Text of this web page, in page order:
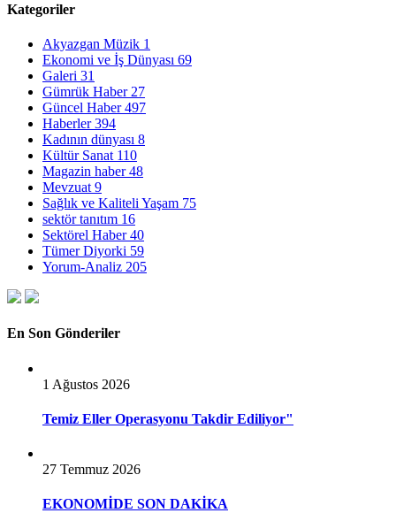
Kategoriler
Akyazgan Müzik 1
Ekonomi ve İş Dünyası 69
Galeri 31
Gümrük Haber 27
Güncel Haber497
Haberler394
Kadının dünyası 8
Kültür Sanat 110
Magazin haber48
Mevzuat 9
Sağlık ve Kaliteli Yaşam 75
sektör tanıtım 16
Sektörel Haber40
Tümer Diyorki 59
Yorum-Analiz 205
En Son Gönderiler
1 Ağustos 2026
Temiz Eller Operasyonu Takdir Ediliyor"
27 Temmuz 2026
EKONOMİDE SON DAKİKA